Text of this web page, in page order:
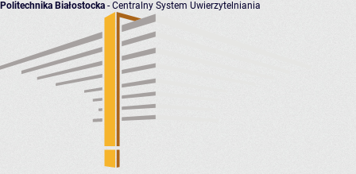
Politechnika Białostocka - Centralny System Uwierzytelniania